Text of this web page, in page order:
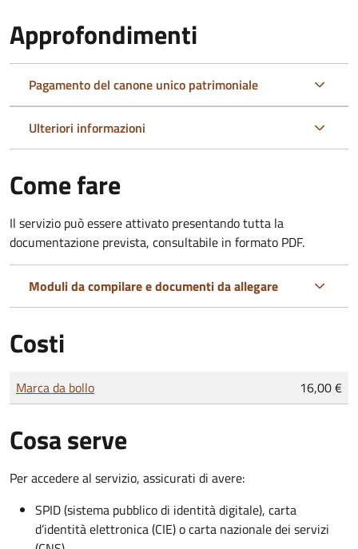
Approfondimenti
Pagamento del canone unico patrimoniale
Ulteriori informazioni
Come fare
Il servizio può essere attivato presentando tutta la
documentazione prevista, consultabile in formato PDF.
Moduli da compilare e documenti da allegare
Costi
Tipo di pagamento
Importo
Marca da bollo 16,00 €
Cosa serve
Per accedere al servizio, assicurati di avere:
SPID (sistema pubblico di identità digitale), carta
d’identità elettronica (CIE) o carta nazionale dei servizi